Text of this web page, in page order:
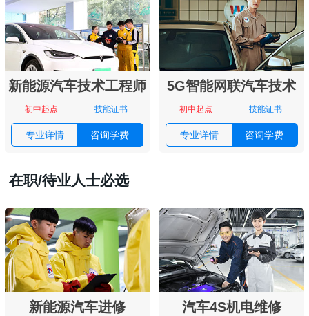
新能源汽车技术工程师
初中起点 技能证书
专业详情 咨询学费
5G智能网联汽车技术
初中起点 技能证书
专业详情 咨询学费
在职/待业人士必选
新能源汽车进修 汽车4S机电维修